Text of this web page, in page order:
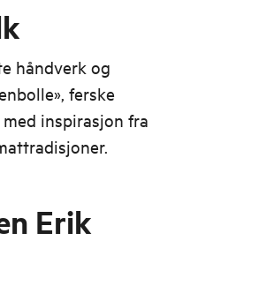
håndverk og
ferske
inspirasjon fra
Erik